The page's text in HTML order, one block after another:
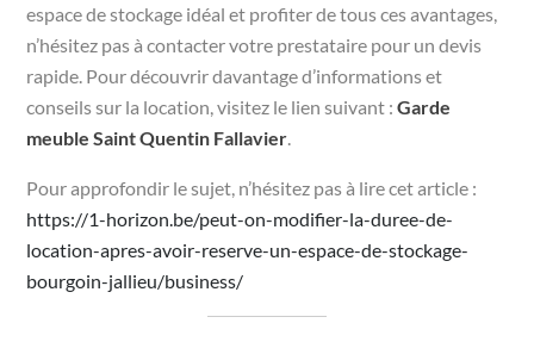
espace de stockage idéal et profiter de tous ces avantages,
n’hésitez pas à contacter votre prestataire pour un devis
rapide. Pour découvrir davantage d’informations et
conseils sur la location, visitez le lien suivant :Garde
meuble Saint Quentin Fallavier.
Pour approfondir le sujet, n’hésitez pas à lire cet article :
https://1-horizon.be/peut-on-modifier-la-duree-de-
location-apres-avoir-reserve-un-espace-de-stockage-
bourgoin-jallieu/business/